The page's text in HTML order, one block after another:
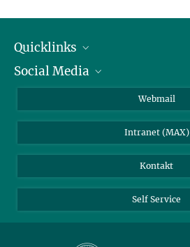
Quicklinks
IMPRS Graduiertenschule
Social Media
Webmail
Intranet (MAX)
Kontakt
Self Service